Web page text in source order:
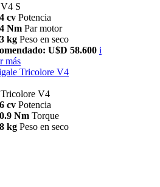
S
cv Potencia
Nm Par motor
kg Peso en seco
U$D 58.600 i
más
Tricolore V4
V4
cv Potencia
Nm Torque
kg Peso en seco